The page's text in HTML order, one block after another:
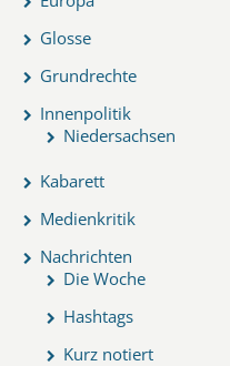
Glosse
Grundrechte
Innenpolitik
Niedersachsen
Kabarett
Medienkritik
Nachrichten
Die Woche
Hashtags
Kurz notiert